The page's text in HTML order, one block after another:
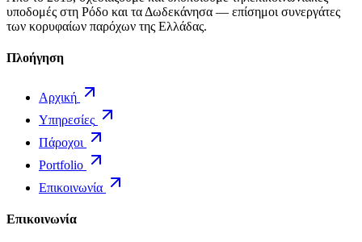
υποδομές στη Ρόδο και τα Δωδεκάνησα — επίσημοι συνεργάτες
των κορυφαίων παρόχων της Ελλάδας.
Πλοήγηση
Αρχική
Υπηρεσίες
Πάροχοι
Portfolio
Επικοινωνία
Επικοινωνία